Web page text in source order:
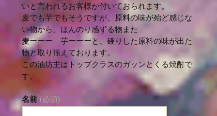
いと言われるお客様が付いておられます。
麦でも芋でもそうですが、原料の味が殆ど感じな
い物から、ほんのり感ずる物また
麦ーーー 芋ーーーと、確りした原料の味が出た
物と取り揃えております。
この油坊主はトップクラスのガッンとくる焼酎で
す。
名前 (必須)